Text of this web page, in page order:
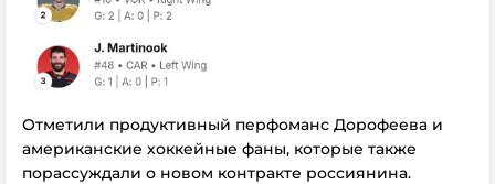
Отметили продуктивный перфоманс Дорофеева и
американские хоккейные фаны, которые также
порассуждали о новом контракте россиянина.